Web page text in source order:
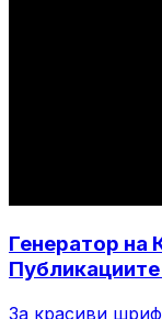
Генератор на
За красиви